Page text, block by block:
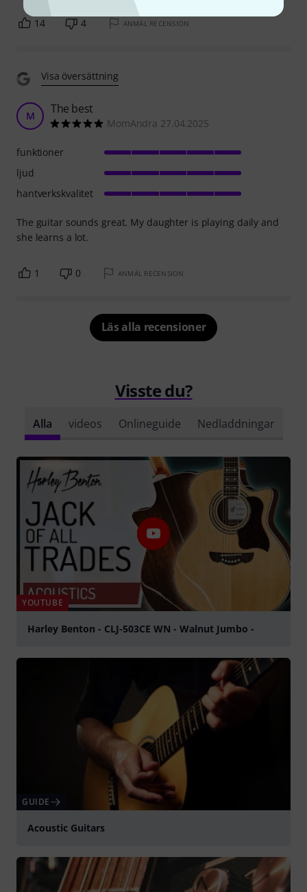
14 4 ANMÄL RECENSION
Visa översättning
M The best
MomAndra 27.04.2025
The guitar sounds great. My daughter is playing daily and
she learns a lot.
funktioner
ljud
hantverkskvalitet
1 0 ANMÄL RECENSION
Läs alla recensioner
Visste du?
Alla videos Onlineguide Nedladdningar
YOUTUBE
Harley Benton - CLJ-503CE WN - Walnut Jumbo -
GUIDE
Acoustic Guitars